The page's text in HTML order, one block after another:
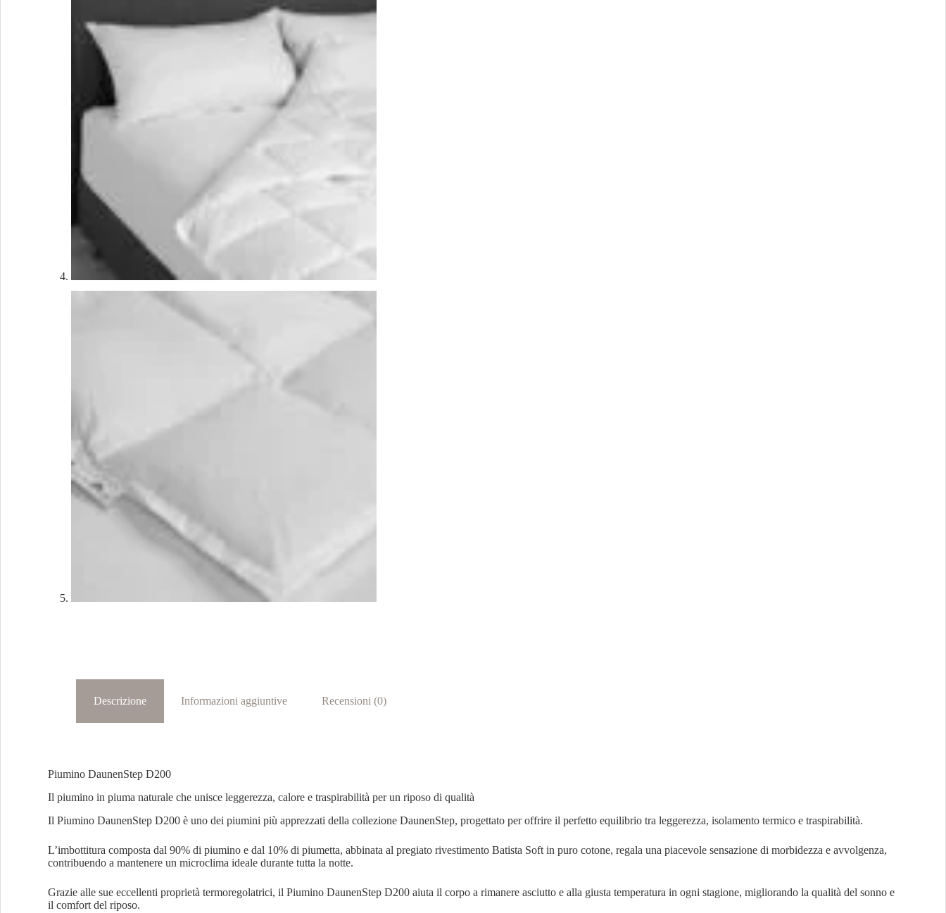
Descrizione Informazioni aggiuntive Recensioni (0)
Piumino DaunenStep D200
Il piumino in piuma naturale che unisce leggerezza, calore e traspirabilità per un riposo di qualità
Il Piumino DaunenStep D200 è uno dei piumini più apprezzati della collezione DaunenStep, progettato per offrire il perfetto equilibrio tra leggerezza, isolamento termico e traspirabilità.
L’imbottitura composta dal 90% di piumino e dal 10% di piumetta, abbinata al pregiato rivestimento Batista Soft in puro cotone, regala una piacevole sensazione di morbidezza e avvolgenza,
contribuendo a mantenere un microclima ideale durante tutta la notte.
Grazie alle sue eccellenti proprietà termoregolatrici, il Piumino DaunenStep D200 aiuta il corpo a rimanere asciutto e alla giusta temperatura in ogni stagione, migliorando la qualità del sonno e
il comfort del riposo.